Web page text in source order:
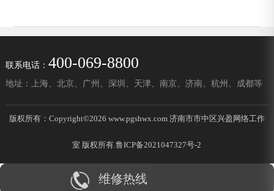
联系电话： 400-069-8800
地址：上海、北京、广州、深圳、天津、南京、济南、杭州、成都等
版权所有：Copyright©2026 www.pgshwx.com 济南市市中区兴盈网络工作
室 版权所有.鲁ICP备2021047327号-2
维修热线